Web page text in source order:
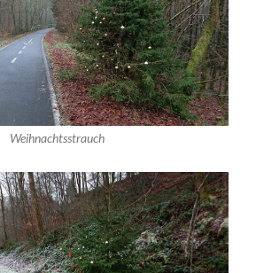
Weihnachtsstrauch